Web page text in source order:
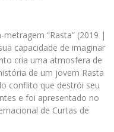
“Rasta” (2019 |
capacidade de imaginar
cria uma atmosfera de
de um jovem Rasta
conflito que destrói seu
e foi apresentado no
de Curtas de